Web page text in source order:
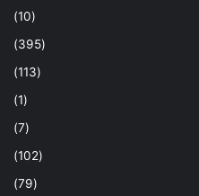
(10)
(395)
(113)
(1)
(7)
(102)
(79)